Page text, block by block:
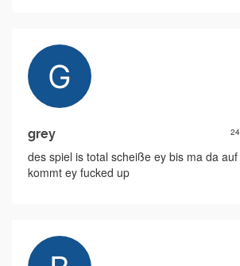
grey
des spiel is total scheiße ey bis ma da
kommt ey fucked up